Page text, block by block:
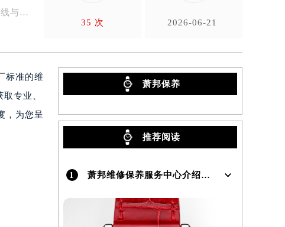
与
35 次 2026-06-21
标准的维
专业、
，为您呈
萧邦保养
推荐阅读
1 萧邦维修保养服务中心介绍 | Chopard